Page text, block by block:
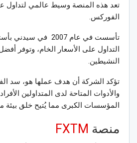
تعد هذه المنصة وسيط عالمي لتداول
الفوركس.
تأسست في عام 2007 في
التداول على الأسعار الخام، وتوفر
النشيطين.
تؤكد الشركة أن هدف عملها هو، سد
والأدوات المتاحة لدى المتداولين
المؤسسات الكبرى مما يُتيح خلق بيئة
منصة